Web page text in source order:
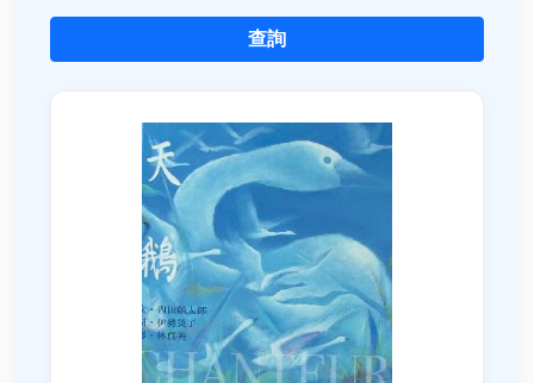
查詢